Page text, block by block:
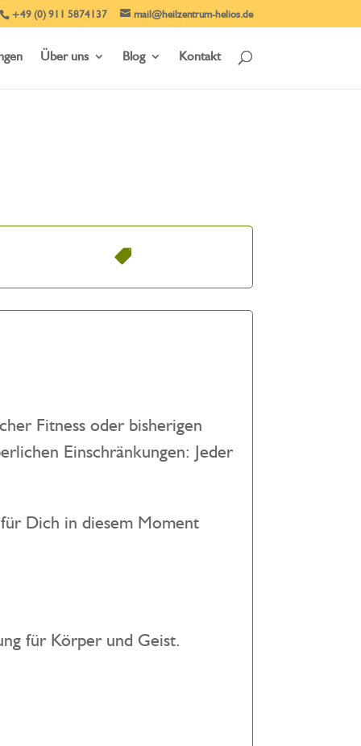
+49 (0) 911 5874137 mail@heilzentrum-helios.de
Über uns Blog Kontakt
Fitness oder bisherigen
Einschränkungen: Jeder
Dich in diesem Moment
für Körper und Geist.